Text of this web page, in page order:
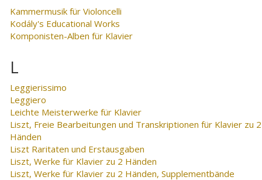
Kammermusik für Violoncelli
Kodály's Educational Works
Komponisten-Alben für Klavier
L
Leggierissimo
Leggiero
Leichte Meisterwerke für Klavier
Liszt, Freie Bearbeitungen und Transkriptionen für Klavier zu 2
Händen
Liszt Raritaten und Erstausgaben
Liszt, Werke für Klavier zu 2 Händen
Liszt, Werke für Klavier zu 2 Händen, Supplementbände